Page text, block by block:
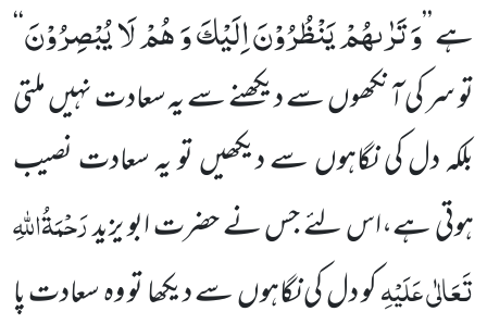
ہے ’’وَ تَرٰىهُمْ یَنْظُرُوْنَ اِلَیْكَ وَ هُمْ لَا یُبْصِرُوْنَ‘‘
تو سر کی آنکھوں سے دیکھنے سے یہ سعادت نہیں ملتی
بلکہ دل کی نگاہوں سے دیکھیں تو یہ سعادت نصیب
ہوتی ہے،اس لئے جس نے حضرت ابو یزیدرَحْمَۃُاللہِ
تَعَالٰی عَلَیْہِکو دل کی نگاہوں سے دیکھا تو وہ سعادت پا